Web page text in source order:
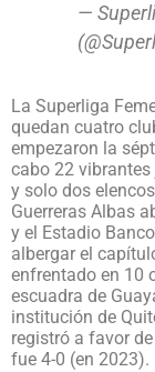
—
La Superliga
quedan cuatro
empezaron la
cabo 22
y solo dos
Guerreras Albas
y el Estadio
albergar el
enfrentado en 10
escuadra de
institución de
registró a favor
fue 4-0 (en 2023).